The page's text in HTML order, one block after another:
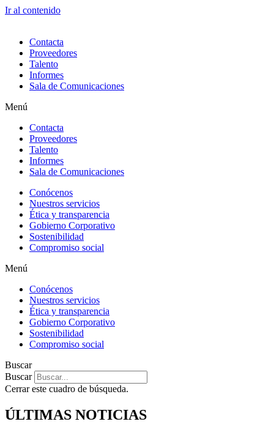
Ir al contenido
Contacta
Proveedores
Talento
Informes
Sala de Comunicaciones
Menú
Contacta
Proveedores
Talento
Informes
Sala de Comunicaciones
Conócenos
Nuestros servicios
Ética y transparencia
Gobierno Corporativo
Sostenibilidad
Compromiso social
Menú
Conócenos
Nuestros servicios
Ética y transparencia
Gobierno Corporativo
Sostenibilidad
Compromiso social
Buscar
Buscar
Cerrar este cuadro de búsqueda.
ÚLTIMAS NOTICIAS